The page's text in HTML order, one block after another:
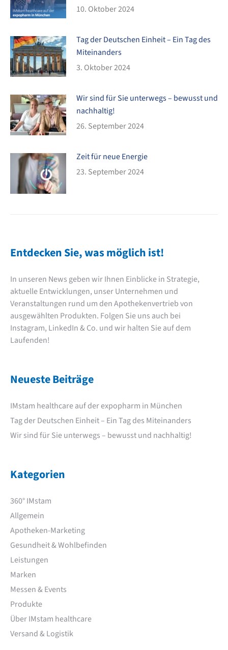
10. Oktober 2024
Tag der Deutschen Einheit – Ein Tag des
Miteinanders
3. Oktober 2024
Wir sind für Sie unterwegs – bewusst und
nachhaltig!
26. September 2024
Zeit für neue Energie
23. September 2024
Entdecken Sie, was möglich ist!
In unseren News geben wir Ihnen Einblicke in Strategie,
aktuelle Entwicklungen, unser Unternehmen und
Veranstaltungen rund um den Apothekenvertrieb von
ausgewählten Produkten. Folgen Sie uns auch bei
Instagram, LinkedIn& Co. und wir halten Sie auf dem
Laufenden!
Neueste Beiträge
IMstam healthcare auf der expopharm in München
Tag der Deutschen Einheit – Ein Tag des Miteinanders
Wir sind für Sie unterwegs – bewusst und nachhaltig!
Kategorien
360° IMstam
Allgemein
Apotheken-Marketing
Gesundheit & Wohlbefinden
Leistungen
Marken
Messen & Events
Produkte
Über IMstam healthcare
Versand & Logistik